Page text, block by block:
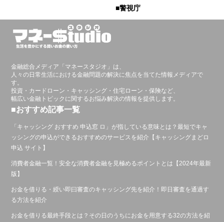
■警視庁
金融総合メディア「マネースタジオ」は、
人々の日常生活における金融問題の解決に焦点を当てた情報メディアで
す。
投資・カードローン・キャッシング・住宅ローン・保険など、
幅広い金融トピックに関するお悩み解決の情報を提供します。
■おすすめ記事一覧
「キャッシング おすすめ 申込窓 ロ」が指している意味とは？最短でキャ
ッシングの申込ができるおすすめのサービスを紹介【キャッシングまどロ
申込 サイト】
消費者金融一覧！安全な消費者金融を見極めるポイントとは【2024年最新
版】
お金を借りる・綬い即曰審査のキャッシング先を紹介！即日審査を通過す
る方法を紹介
お金を借りる最終手段とは？その日のうちにお金を用意する32の方法を紹